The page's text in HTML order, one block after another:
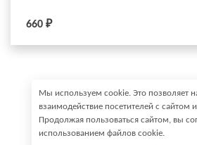
660 ₽
Мы используем cookie. Это позволяет
взаимодействие посетителей с сайтом
Продолжая пользоваться сайтом, вы
использованием файлов cookie.